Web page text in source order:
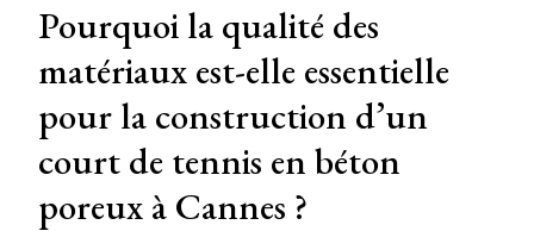
Pourquoi la qualité des
matériaux est-elle essentielle
pour la construction d’un
court de tennis en béton
poreux à Cannes ?